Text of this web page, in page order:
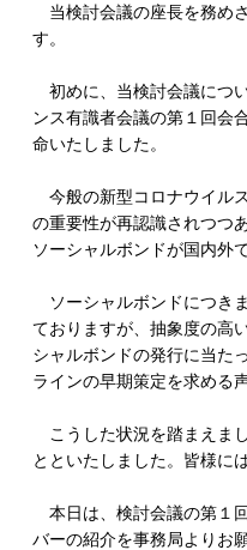
当検討会議の座長を務め
す。
初めに、当検討会議につ
ンス有識者会議の第１回会
命いたしました。
今般の新型コロナウイル
の重要性が再認識されつつ
ソーシャルボンドが国内外
ソーシャルボンドにつき
ておりますが、抽象度の高
シャルボンドの発行に当た
ラインの早期策定を求める
こうした状況を踏まえま
とといたしました。皆様に
本日は、検討会議の第１
バーの紹介を事務局よりお